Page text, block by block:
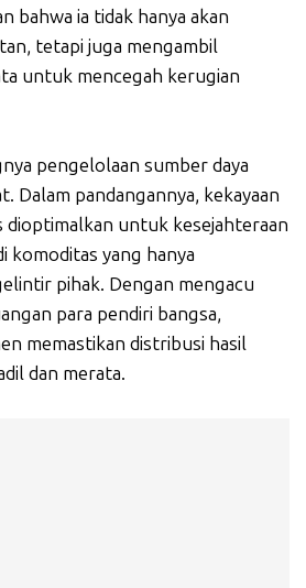
bahwa ia tidak hanya akan
tetapi juga mengambil
untuk mencegah kerugian
pengelolaan sumber daya
Dalam pandangannya, kekayaan
dioptimalkan untuk kesejahteraan
komoditas yang hanya
pihak. Dengan mengacu
para pendiri bangsa,
memastikan distribusi hasil
dan merata.